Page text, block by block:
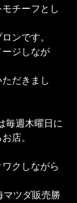
チーフとし
ンです。
ジしなが
だきまし
毎週木曜日に
店。
クしながら
マツダ販売勝